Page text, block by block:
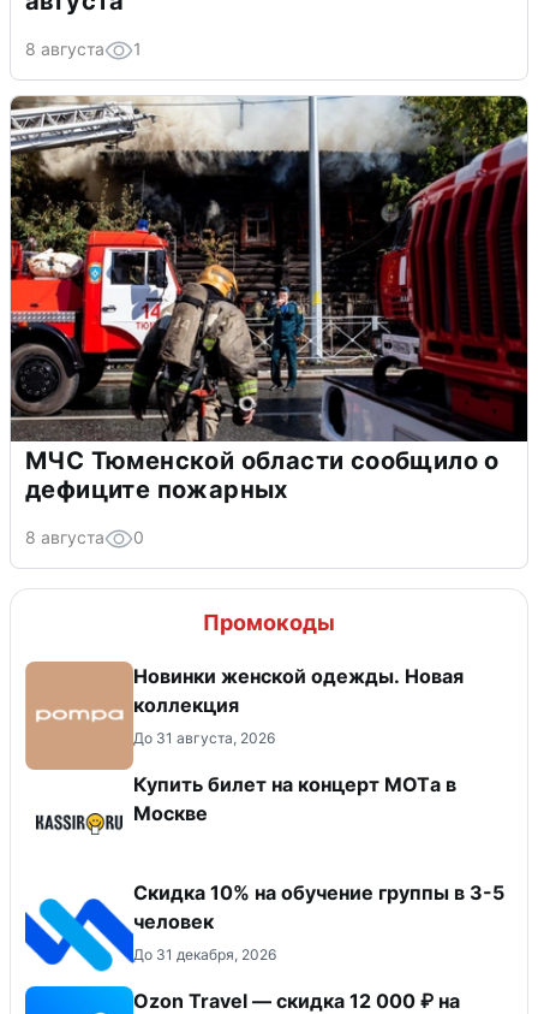
8 августа 1
МЧС Тюменской области сообщило о
дефиците пожарных
8 августа 0
Промокоды
Новинки женской одежды. Новая
коллекция
До 31 августа, 2026
Купить билет на концерт MOTа в
Москве
Скидка 10% на обучение группы в 3-5
человек
До 31 декабря, 2026
Ozon Travel — скидка 12 000 ₽ на